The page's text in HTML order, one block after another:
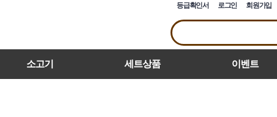
등급확인서 로그인 회원가입
소고기 세트상품 이벤트